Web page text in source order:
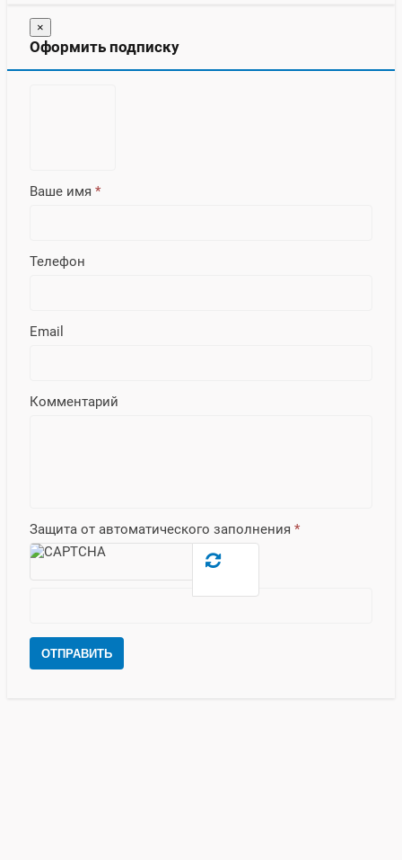
×
Оформить подписку
Ваше имя *
Телефон
Email
Комментарий
Защита от автоматического заполнения *
ОТПРАВИТЬ